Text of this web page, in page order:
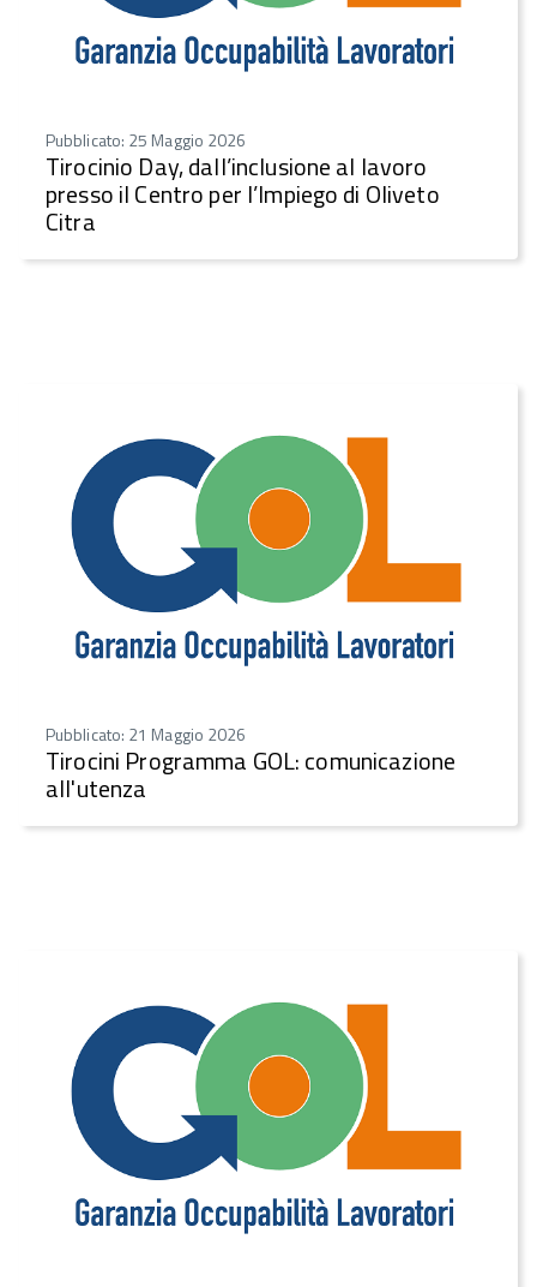
Pubblicato: 25 Maggio 2026
Tirocinio Day, dall’inclusione al lavoro
presso il Centro per l’Impiego di Oliveto
Citra
Pubblicato: 21 Maggio 2026
Tirocini Programma GOL: comunicazione
all'utenza